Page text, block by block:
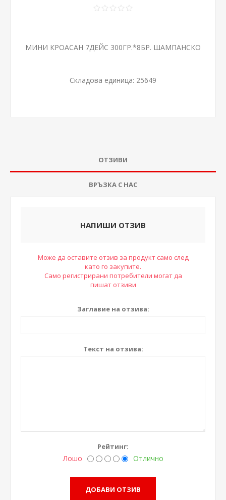
МИНИ КРОАСАН 7ДЕЙС 300ГР.*8БР. ШАМПАНСКО
Складова единица: 25649
ОТЗИВИ
ВРЪЗКА С НАС
НАПИШИ ОТЗИВ
Може да оставите отзив за продукт само след
като го закупите.
Само регистрирани потребители могат да
пишат отзиви
Заглавие на отзива:
Текст на отзива:
Рейтинг:
Лошо Отлично